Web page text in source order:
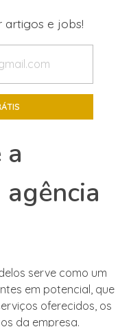
artigos e jobs!
serve como um
em potencial, que
oferecidos, os
da empresa.